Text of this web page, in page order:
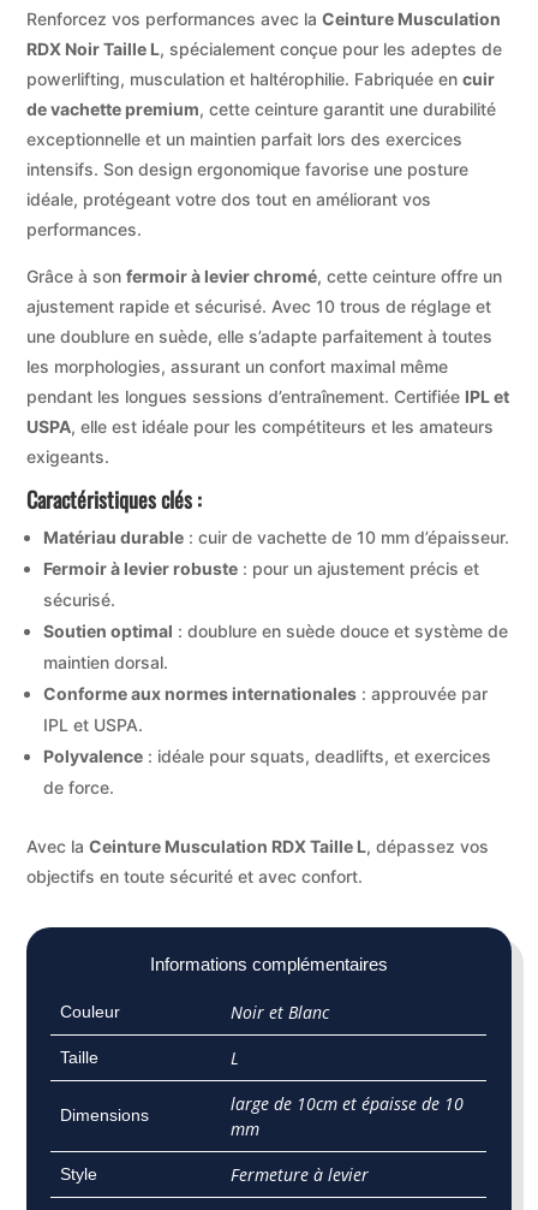
Renforcez vos performances avec laCeinture Musculation
RDX Noir Taille L, spécialement conçue pour les adeptes de
powerlifting, musculation et haltérophilie. Fabriquée encuir
de vachette premium, cette ceinture garantit une durabilité
exceptionnelle et un maintien parfait lors des exercices
intensifs. Son design ergonomique favorise une posture
idéale, protégeant votre dos tout en améliorant vos
performances.
Grâce à sonfermoir à levier chromé, cette ceinture offre un
ajustement rapide et sécurisé. Avec 10 trous de réglage et
une doublure en suède, elle s’adapte parfaitement à toutes
les morphologies, assurant un confort maximal même
pendant les longues sessions d’entraînement. Certifiée IPL et
USPA, elle est idéale pour les compétiteurs et les amateurs
exigeants.
Caractéristiques clés :
Matériau durable : cuir de vachette de 10 mm d’épaisseur.
Fermoir à levier robuste : pour un ajustement précis et
sécurisé.
Soutien optimal : doublure en suède douce et système de
maintien dorsal.
Conforme aux normes internationales : approuvée par
IPL et USPA.
Polyvalence : idéale pour squats, deadlifts, et exercices
de force.
Avec laCeinture Musculation RDX Taille L, dépassez vos
objectifs en toute sécurité et avec confort.
Informations complémentaires
Couleur Noir et Blanc
Taille L
Dimensions
large de 10cm et épaisse de 10
mm
Style Fermeture à levier